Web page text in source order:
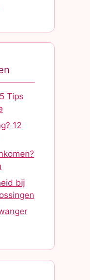
Tips
12
bij